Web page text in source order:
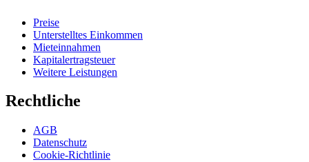
Preise
Unterstelltes Einkommen
Mieteinnahmen
Kapitalertragsteuer
Weitere Leistungen
Rechtliche
AGB
Datenschutz
Cookie-Richtlinie